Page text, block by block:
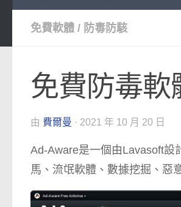
免費軟體 / 防毒防駭
免費防毒軟
由 費爾曼 · 2021 年 10 月 20 日
Ad-Aware是一個由Lavasoft設
馬、流氓軟體、數據挖掘、惡